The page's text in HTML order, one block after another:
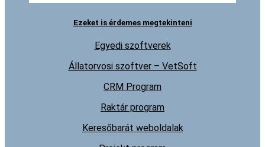
Ezeket is érdemes megtekinteni
Egyedi szoftverek
Állatorvosi szoftver – VetSoft
CRM Program
Raktár program
Keresőbarát weboldalak